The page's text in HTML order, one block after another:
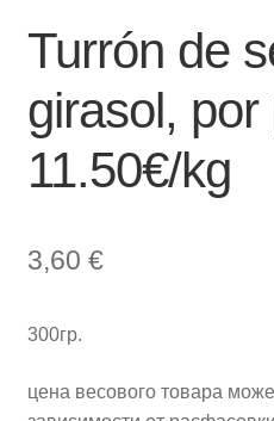
Turrón de
girasol, por
11.50€/kg
3,60 €
300гр.
цена весового товара